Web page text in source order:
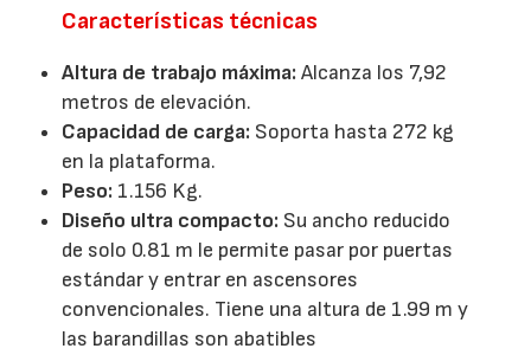
Características técnicas
Altura de trabajo máxima:Alcanza los 7,92
metros de elevación.
Capacidad de carga: Soporta hasta 272 kg
en la plataforma.
Peso: 1.156 Kg.
Diseño ultra compacto: Su ancho reducido
de solo 0.81 m le permite pasar por puertas
estándar y entrar en ascensores
convencionales. Tiene una altura de 1.99 m y
las barandillas son abatibles